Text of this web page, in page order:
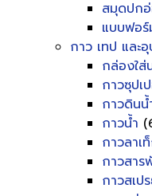
สมุดปก
แบบฟอ
กาว เทป และ
กล่องใส่
กาวซุปเ
กาวดินน้
กาวน้ำ
กาวลาเ
กาวสาร
กาวสเป